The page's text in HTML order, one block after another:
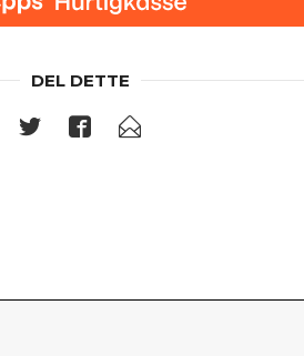
DEL DETTE